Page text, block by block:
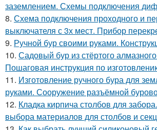
заземлением. Схемы подключения
8. Схема подключения проходного и
выключателя с 3х мест. Прибор
9. Ручной бур своими руками.
10. Садовый бур из стёртого алмазного
Пошаговая инструкция по
11. Изготовление ручного бура для
руками. Сооружение разъёмной
12. Кладка кирпича столбов для
выбора материалов для столбов и